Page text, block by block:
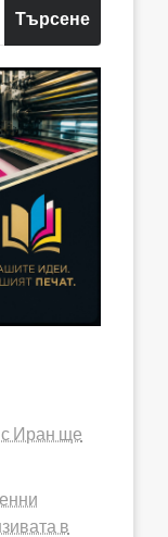
Търсене
с Иран ще
в